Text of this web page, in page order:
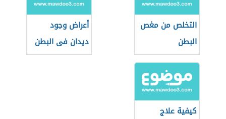
التخلص من مغص
البطن
أعراض وجود
ديدان فى البطن
عند الكبار
كيفية علاج